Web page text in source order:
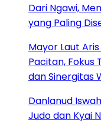
Dari Ngawi,
yang Paling
Mayor Laut
Pacitan, Fokus
dan Sinergitas
Danlanud
Judo dan Kyai